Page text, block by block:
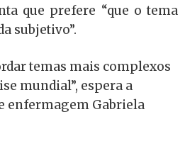
que prefere “que o tema
subjetivo”.
temas mais complexos
mundial”, espera a
enfermagem Gabriela